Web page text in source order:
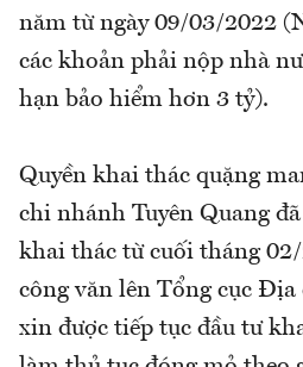
năm từ ngày 09/03/2022
các khoản phải nộp nhà
hạn bảo hiểm hơn 3 tỷ).
Quyền khai thác quặng
chi nhánh Tuyên Quang
khai thác từ cuối tháng
công văn lên Tổng cục Địa
xin được tiếp tục đầu tư